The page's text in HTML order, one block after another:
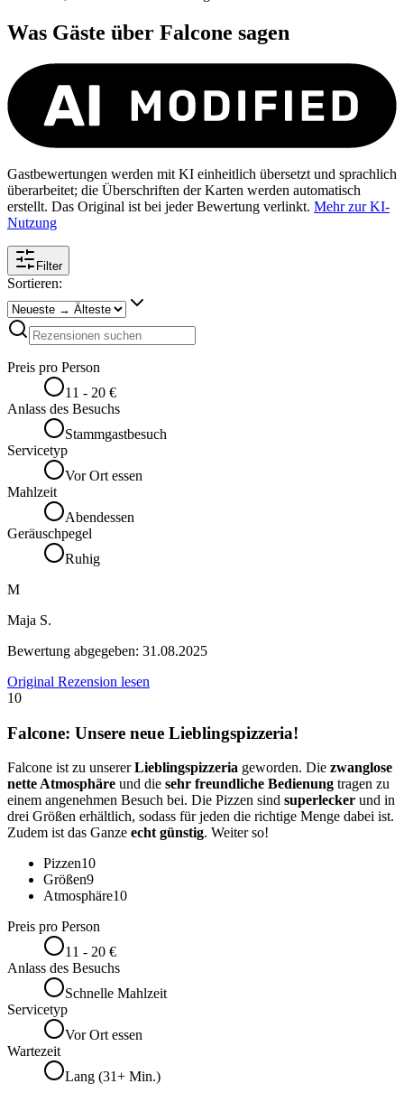
Was Gäste über Falcone sagen
Gastbewertungen werden mit KI einheitlich übersetzt und sprachlich
überarbeitet; die Überschriften der Karten werden automatisch
erstellt. Das Original ist bei jeder Bewertung verlinkt. Mehr zur KI-
Nutzung
Filter
Sortieren:
Preis pro Person
11 - 20 €
Anlass des Besuchs
Stammgastbesuch
Servicetyp
Vor Ort essen
Mahlzeit
Abendessen
Geräuschpegel
Ruhig
M
Maja S.
Bewertung abgegeben: 31.08.2025
Original Rezension lesen
10
Falcone: Unsere neue Lieblingspizzeria!
Falcone ist zu unsererLieblingspizzeria geworden. Die zwanglose
nette Atmosphäre und die sehr freundliche Bedienung tragen zu
einem angenehmen Besuch bei. Die Pizzen sind superlecker und in
drei Größen erhältlich, sodass für jeden die richtige Menge dabei ist.
Zudem ist das Ganze echt günstig. Weiter so!
Pizzen10
Größen9
Atmosphäre10
Preis pro Person
11 - 20 €
Anlass des Besuchs
Schnelle Mahlzeit
Servicetyp
Vor Ort essen
Wartezeit
Lang (31+ Min.)